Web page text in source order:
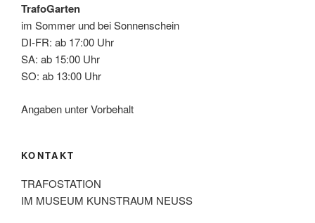
TrafoGarten
im Sommer und bei Sonnenschein
DI-FR: ab 17:00 Uhr
SA: ab 15:00 Uhr
SO: ab 13:00 Uhr
Angaben unter Vorbehalt
KONTAKT
TRAFOSTATION
IM MUSEUM KUNSTRAUM NEUSS